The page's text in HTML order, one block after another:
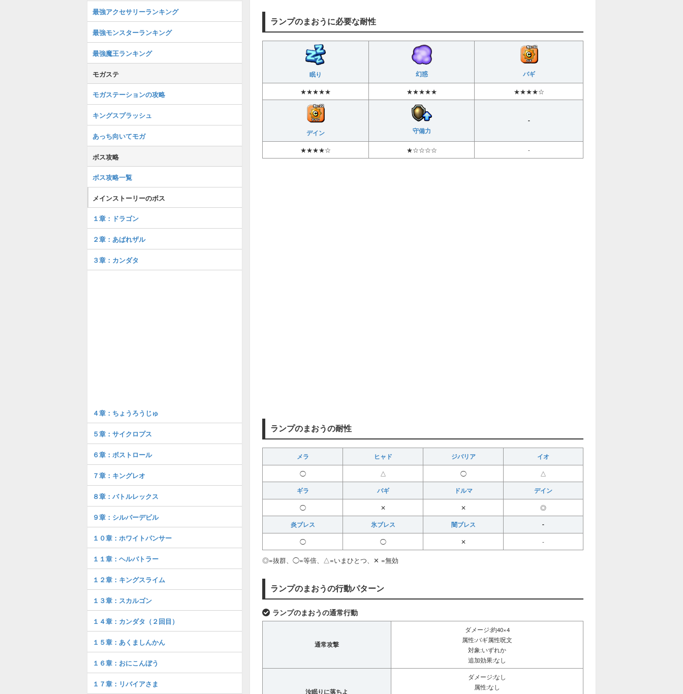
ランプのまおうに必要な耐性
眠り 幻惑 バギ
★★★★★ ★★★★★ ★★★★☆
デイン 守備力
-
★★★★☆ ★☆☆☆☆ -
ランプのまおうの耐性
メラ ヒャド ジバリア イオ
◯ △ ◯ △
ギラ バギ ドルマ デイン
◯ ✕ ✕ ◎
炎ブレス 氷ブレス 闇ブレス -
◯ ◯ ✕ -
◎=抜群、◯=等倍、△=いまひとつ、✕ =無効
ランプのまおうの行動パターン
ランプのまおうの通常行動
通常攻撃
ダメージ:約40×4
属性:バギ属性呪文
対象:いずれか
追加効果:なし
汝眠りに落ちよ
ダメージ:なし
属性:なし
最強アクセサリーランキング
最強モンスターランキング
最強魔王ランキング
モガステ
モガステーションの攻略
キングスプラッシュ
あっち向いてモガ
ボス攻略
ボス攻略一覧
メインストーリーのボス
１章：ドラゴン
２章：あばれザル
３章：カンダタ
４章：ちょうろうじゅ
５章：サイクロプス
６章：ボストロール
７章：キングレオ
８章：バトルレックス
９章：シルバーデビル
１０章：ホワイトパンサー
１１章：ヘルバトラー
１２章：キングスライム
１３章：スカルゴン
１４章：カンダタ（２回目）
１５章：あくましんかん
１６章：おにこんぼう
１７章：リバイアさま